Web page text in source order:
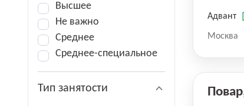
Высшее
Не важно
Среднее
Среднее-специальное
Тип занятости
Адвант
Москва